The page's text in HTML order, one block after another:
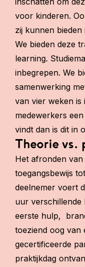
voor kinderen.
zij kunnen bieden
We bieden deze
learning.
inbegrepen. We
samenwerking
van vier weken is
medewerkers
vindt dan is dit in
Theorie vs.
Het afronden van
toegangsbewijs
deelnemer voert
uur verschillende
eerste hulp,
toeziend oog van
gecertificeerde
praktijkdag